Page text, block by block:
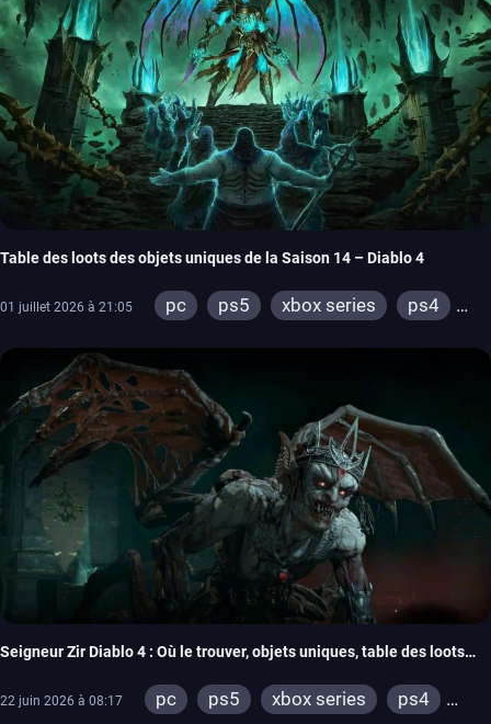
Table des loots des objets uniques de la Saison 14 – Diablo 4
01 juillet 2026 à 21:05 pc ps5 xbox series
ps4
Seigneur Zir Diablo 4 : Où le trouver, objets uniques, table des loots…
22 juin 2026 à 08:17 pc ps5 xbox series
ps4